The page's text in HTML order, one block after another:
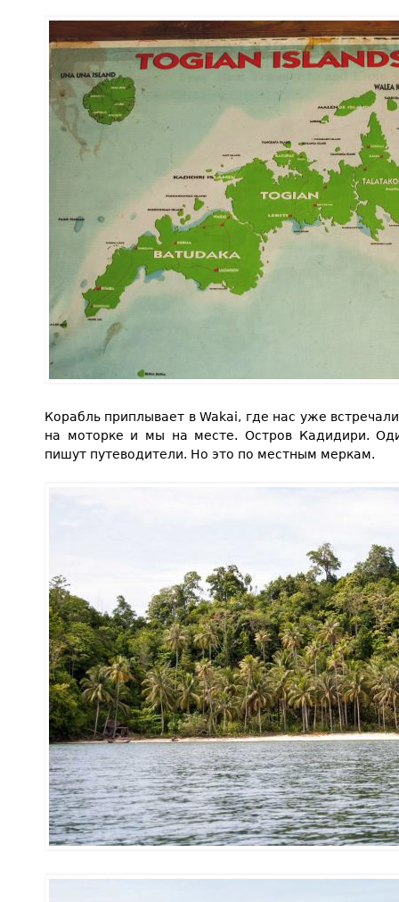
Корабль приплывает в Wakai, где нас уже
на моторке и мы на месте. Остров Кадидири.
пишут путеводители. Но это по местным меркам.